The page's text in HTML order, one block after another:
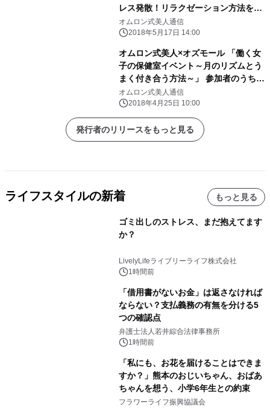
レス発散！リラクゼーション方法をご
紹介
オムロン式美人通信
2018年5月17日 14:00
オムロン式美人×オズモール 「働く女
子の保健室イベント～月のリズムとう
まく付き合う方法～」 参加者のうち
60％の女性が知らなかった生理痛の原
因と緩和
オムロン式美人通信
2018年4月25日 10:00
発行者のリリースをもっと見る
ライフスタイルの新着 もっと見る
ゴミ出しのストレス、まだ抱えてます
か？
LivelyLifeライブリーライフ株式会社
1時間前
「借用書がないお金」は返さなければ
ならない？支払義務の有無を分ける5
つの確認点
弁護士法人若井綜合法律事務所
1時間前
「私にも、お花を届けることはできま
すか？」熊本のおじいちゃん、おばあ
ちゃんを想う、小学6年生との約束
フラワーライフ振興協議会